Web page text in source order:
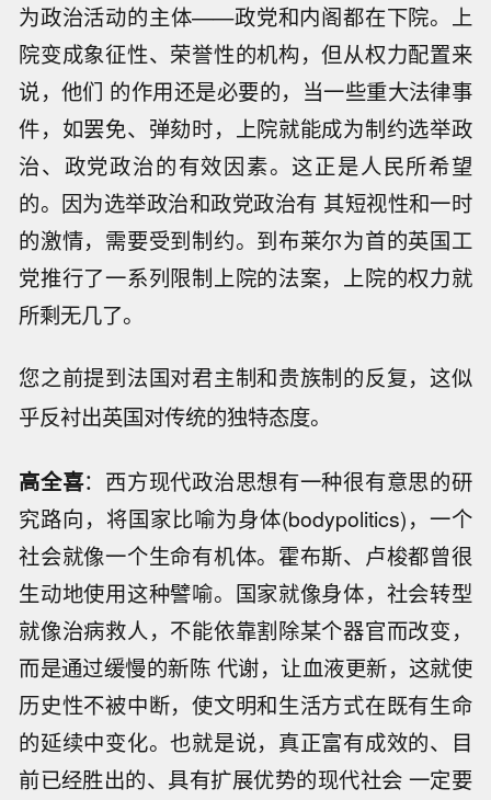
为政治活动的主体——政党和内阁都在下院。上
院变成象征性、荣誉性的机构，但从权力配置来
说，他们 的作用还是必要的，当一些重大法律事
件，如罢免、弹劾时，上院就能成为制约选举政
治、政党政治的有效因素。这正是人民所希望
的。因为选举政治和政党政治有 其短视性和一时
的激情，需要受到制约。到布莱尔为首的英国工
党推行了一系列限制上院的法案，上院的权力就
所剩无几了。
您之前提到法国对君主制和贵族制的反复，这似
乎反衬出英国对传统的独特态度。
高全喜：西方现代政治思想有一种很有意思的研
究路向，将国家比喻为身体(bodypolitics)，一个
社会就像一个生命有机体。霍布斯、卢梭都曾很
生动地使用这种譬喻。国家就像身体，社会转型
就像治病救人，不能依靠割除某个器官而改变，
而是通过缓慢的新陈 代谢，让血液更新，这就使
历史性不被中断，使文明和生活方式在既有生命
的延续中变化。也就是说，真正富有成效的、目
前已经胜出的、具有扩展优势的现代社会 一定要